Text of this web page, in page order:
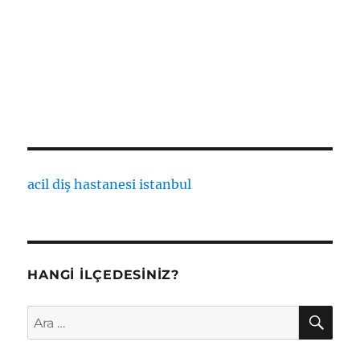
acil diş hastanesi istanbul
HANGI İLÇEDESINIZ?
Ara: